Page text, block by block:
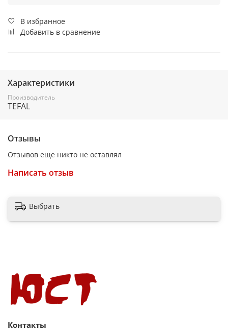
В избранное
Добавить в сравнение
Характеристики
Производитель
TEFAL
Отзывы
Отзывов еще никто не оставлял
Написать отзыв
Выбрать
Контакты